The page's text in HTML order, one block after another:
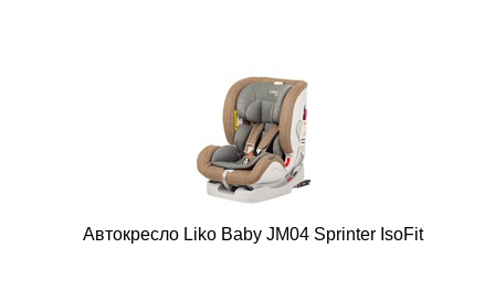
Автокресло Liko Baby JM04 Sprinter IsoFit